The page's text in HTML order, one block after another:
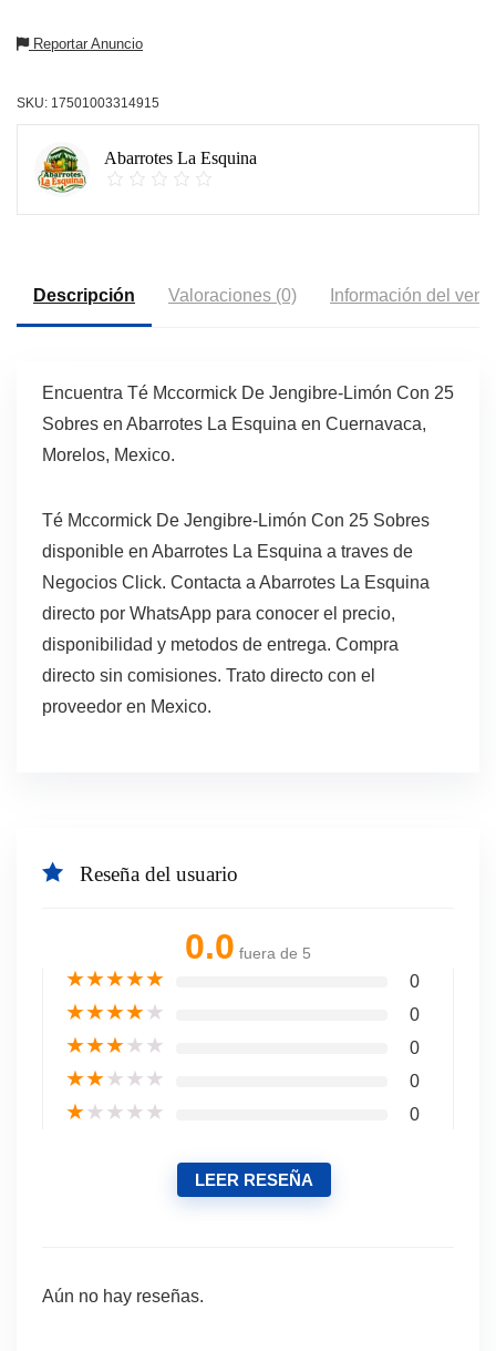
Reportar Anuncio
SKU: 17501003314915
Abarrotes La Esquina
Descripción Valoraciones (0) Información del
Encuentra Té Mccormick De Jengibre-Limón Con 25
Sobres en Abarrotes La Esquina en Cuernavaca,
Morelos, Mexico.
Té Mccormick De Jengibre-Limón Con 25 Sobres
disponible en Abarrotes La Esquina a traves de
Negocios Click. Contacta a Abarrotes La Esquina
directo por WhatsApp para conocer el precio,
disponibilidad y metodos de entrega. Compra
directo sin comisiones. Trato directo con el
proveedor en Mexico.
Reseña del usuario
0.0 fuera de 5
★★★★★ 0
★★★★★ 0
★★★★★ 0
★★★★★ 0
★★★★★ 0
LEER RESEÑA
Aún no hay reseñas.